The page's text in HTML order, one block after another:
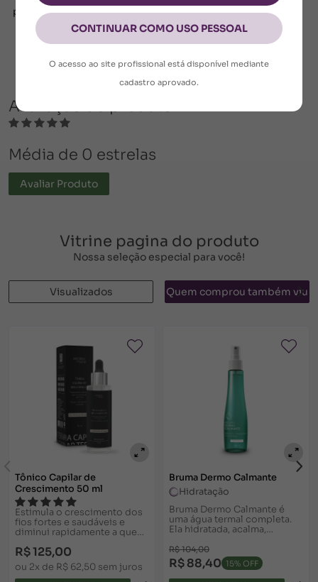
protegida e visivelmente mais bonita.
Ficha Técnica
Avaliação do produto
Média de 0 estrelas
Avaliar Produto
Vitrine pagina do produto
Nossa seleção especial para você!
Visualizados Quem comprou também viu
Tônico Capilar de
Crescimento 50 ml
Estimula o crescimento dos
fios fortes e saudáveis e
diminui rapidamente a queda
R$ 125,00
ou 2x de R$ 62,50 sem juros
Bruma Dermo Calmante
Hidratação
Bruma Dermo Calmante é
uma água termal completa.
Ela hidratada, acalma,
a pele. Pode ser usada várias
vezes ao dia. Conheça.
R$ 104,00
R$ 88,40 15% OFF
CONTINUAR COMO USO PESSOAL
O acesso ao site profissional está disponível mediante
cadastro aprovado.